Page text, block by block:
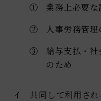
①
業務上必要な
② 人事労務管理
③
給与支払・
のため
イ
共同して利用さ